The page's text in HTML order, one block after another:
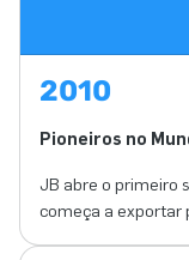
2010
Pioneiros no
JB abre o primeiro
começa a exportar